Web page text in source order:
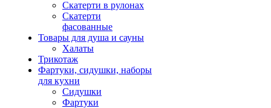
Скатерти в рулонах
Скатерти
фасованные
Товары для душа и сауны
Халаты
Трикотаж
Фартуки, сидушки, наборы
для кухни
Сидушки
Фартуки